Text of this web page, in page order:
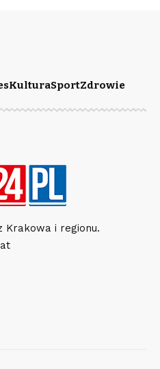
KulturaSportZdrowie
Krakowa i regionu.